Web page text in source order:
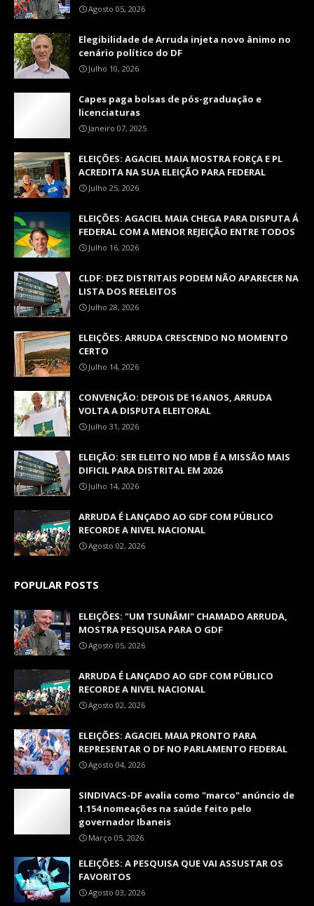
Agosto 05, 2026
Elegibilidade de Arruda injeta novo ânimo no
cenário político do DF
Julho 10, 2026
Capes paga bolsas de pós-graduação e
licenciaturas
Janeiro 07, 2025
ELEIÇÕES: AGACIEL MAIA MOSTRA FORÇA E PL
ACREDITA NA SUA ELEIÇÃO PARA FEDERAL
Julho 25, 2026
ELEIÇÕES: AGACIEL MAIA CHEGA PARA DISPUTA Á
FEDERAL COM A MENOR REJEIÇÃO ENTRE TODOS
Julho 16, 2026
CLDF: DEZ DISTRITAIS PODEM NÃO APARECER NA
LISTA DOS REELEITOS
Julho 28, 2026
ELEIÇÕES: ARRUDA CRESCENDO NO MOMENTO
CERTO
Julho 14, 2026
CONVENÇÃO: DEPOIS DE 16 ANOS, ARRUDA
VOLTA A DISPUTA ELEITORAL
Julho 31, 2026
ELEIÇÃO: SER ELEITO NO MDB É A MISSÃO MAIS
DIFICIL PARA DISTRITAL EM 2026
Julho 14, 2026
ARRUDA É LANÇADO AO GDF COM PÚBLICO
RECORDE A NIVEL NACIONAL
Agosto 02, 2026
POPULAR POSTS
ELEIÇÕES: "UM TSUNÂMI" CHAMADO ARRUDA,
MOSTRA PESQUISA PARA O GDF
Agosto 05, 2026
ARRUDA É LANÇADO AO GDF COM PÚBLICO
RECORDE A NIVEL NACIONAL
Agosto 02, 2026
ELEIÇÕES: AGACIEL MAIA PRONTO PARA
REPRESENTAR O DF NO PARLAMENTO FEDERAL
Agosto 04, 2026
SINDIVACS-DF avalia como "marco" anúncio de
1.154 nomeações na saúde feito pelo
governador Ibaneis
Março 05, 2026
ELEIÇÕES: A PESQUISA QUE VAI ASSUSTAR OS
FAVORITOS
Agosto 03, 2026